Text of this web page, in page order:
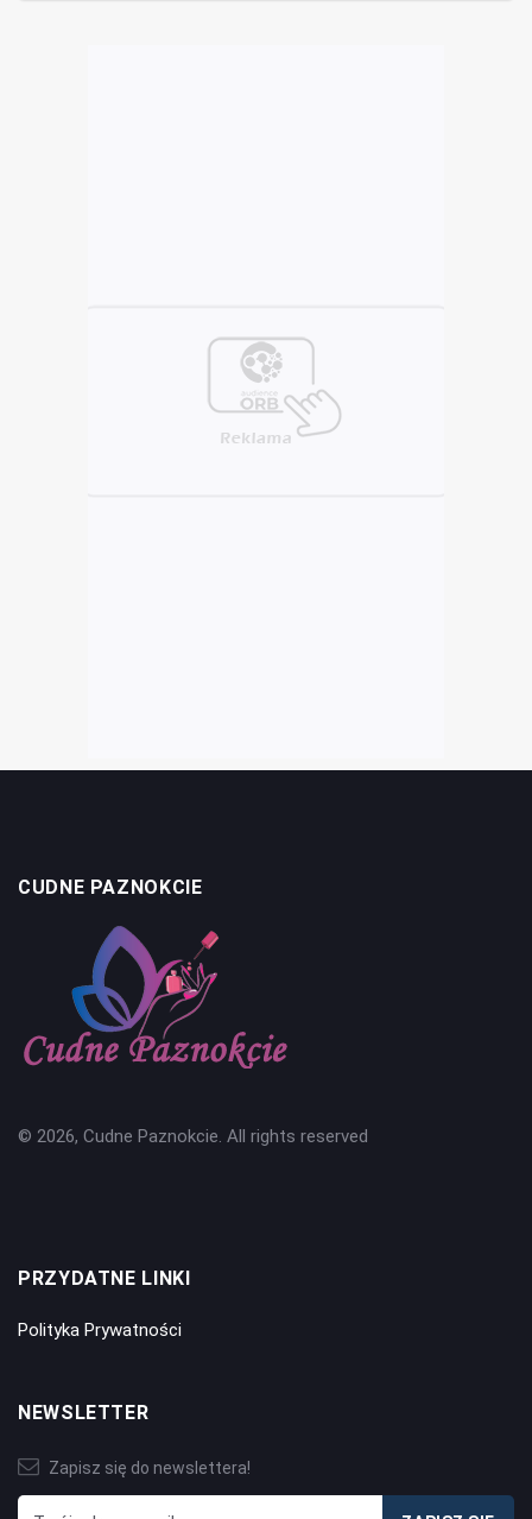
CUDNE PAZNOKCIE
© 2026, Cudne Paznokcie. All rights reserved
PRZYDATNE LINKI
Polityka Prywatności
NEWSLETTER
Zapisz się do newslettera!